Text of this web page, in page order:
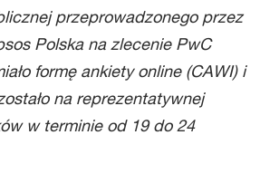
przeprowadzonego przez
Polska na zlecenie PwC
formę ankiety online (CAWI) i
na reprezentatywnej
w terminie od 19 do 24